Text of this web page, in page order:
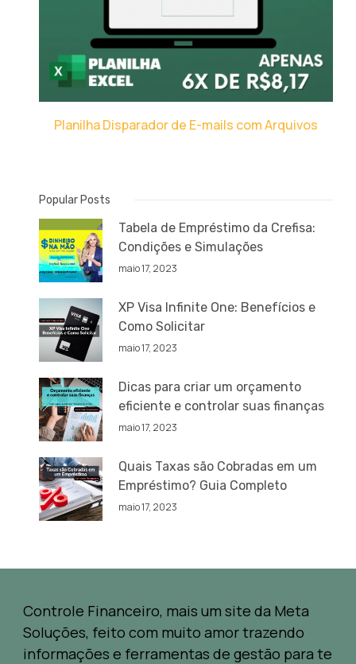
Planilha Disparador de E-mails com Arquivos
Popular Posts
Tabela de Empréstimo da Crefisa:
Condições e Simulações
maio 17, 2023
XP Visa Infinite One: Benefícios e
Como Solicitar
maio 17, 2023
Dicas para criar um orçamento
eficiente e controlar suas finanças
maio 17, 2023
Quais Taxas são Cobradas em um
Empréstimo? Guia Completo
maio 17, 2023
Controle Financeiro, mais um site da Meta
Soluções, feito com muito amor trazendo
informações e ferramentas de gestão para te